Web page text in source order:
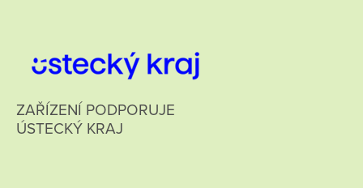
ZAŘÍZENÍ PODPORUJE
ÚSTECKÝ KRAJ